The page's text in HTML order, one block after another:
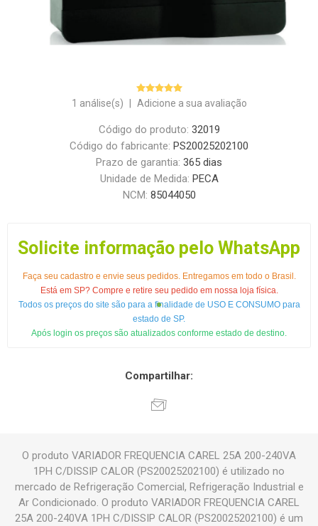
1 análise(s) Adicione a sua avaliação
Código do produto: 32019
Código do fabricante: PS20025202100
Prazo de garantia: 365 dias
Unidade de Medida: PECA
NCM: 85044050
Solicite informação pelo WhatsApp
Faça seu cadastro e envie seus pedidos. Entregamos em todo o Brasil.
Está em SP? Compre e retire seu pedido em nossa loja física.
Todos os preços do site são para a finalidade de USO E CONSUMO para
estado de SP.
Após login os preços são atualizados conforme estado de destino.
Compartilhar:
O produto VARIADOR FREQUENCIA CAREL 25A 200-240VA
1PH C/DISSIP CALOR (PS20025202100) é utilizado no
mercado de Refrigeração Comercial, Refrigeração Industrial e
Ar Condicionado. O produto VARIADOR FREQUENCIA CAREL
25A 200-240VA 1PH C/DISSIP CALOR (PS20025202100) é um